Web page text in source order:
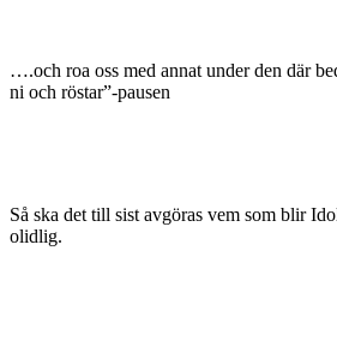
….och roa oss med annat under den där
ni och röstar”-pausen
Så ska det till sist avgöras vem som blir
olidlig.